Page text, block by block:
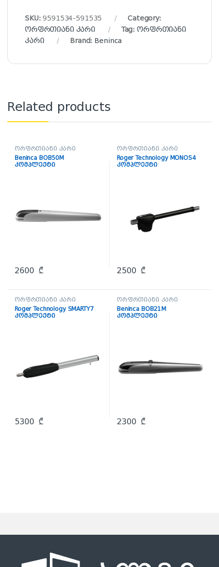
SKU:9591534-591535
Category:
ორფრთიანი კარი
Tag:ორფრთიანი
კარი
Brand: Beninca
Related products
ორფრთიანი კარი
Beninca BOB50M
კომპლექტი
2600₾
ორფრთიანი კარი
Roger Technology MONOS4
კომპლექტი
2500₾
ორფრთიანი კარი
Roger Technology SMARTY7
კომპლექტი
5300₾
ორფრთიანი კარი
Beninca BOB21M
კომპლექტი
2300₾